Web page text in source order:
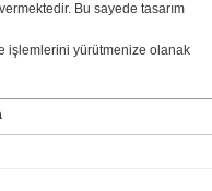
Bu sayede tasarım
işlemlerini yürütmenize olanak